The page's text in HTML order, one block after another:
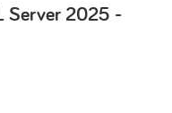
Server 2025 -